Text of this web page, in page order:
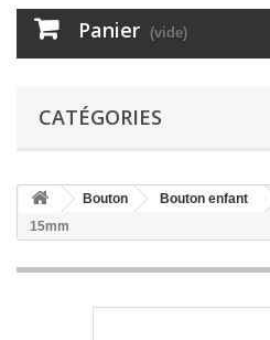
Panier (vide)
CATÉGORIES
Bouton Bouton enfant
15mm